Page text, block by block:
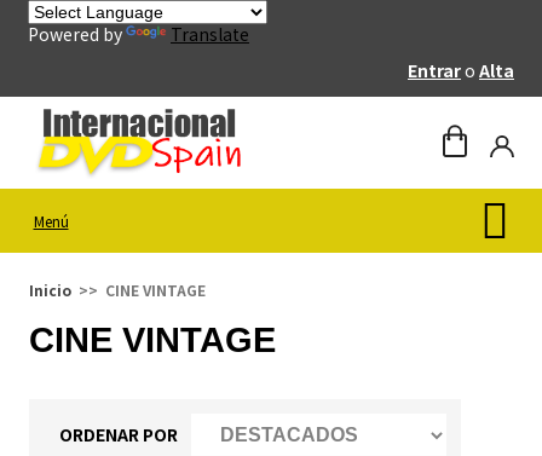
Powered by
Translate
Entraro Alta
Menú
Inicio CINE VINTAGE
CINE VINTAGE
ORDENAR POR